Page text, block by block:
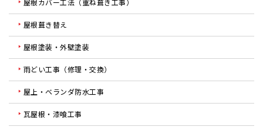
屋根カバー工法（重ね葺き工事）
屋根葺き替え
屋根塗装・外壁塗装
雨どい工事（修理・交換）
屋上・ベランダ防水工事
瓦屋根・漆喰工事